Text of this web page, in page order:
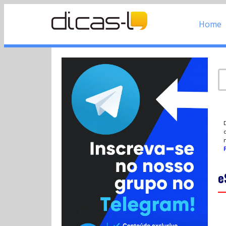
Home